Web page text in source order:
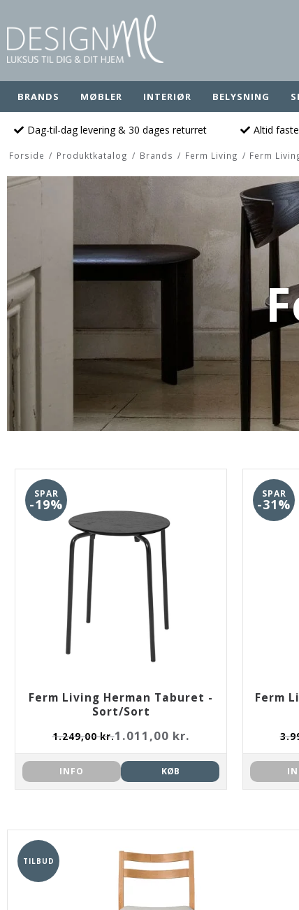
BRANDS MØBLER INTERIØR BELYSNING
Dag-til-dag levering & 30 dages returret Altid
Forside / Produktkatalog / Brands / Ferm Living / Ferm
SPAR
-19%
Ferm Living Herman Taburet -
Sort/Sort
1.249,00 kr.1.011,00 kr.
INFO KØB
SPAR
-31%
Ferm
TILBUD